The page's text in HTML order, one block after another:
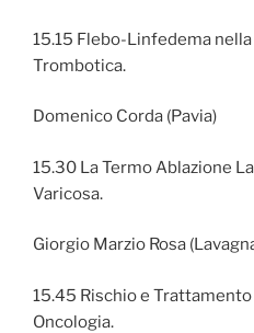
15.15 Flebo-Linfedema
Trombotica.
Domenico Corda (Pavia)
15.30 La Termo Ablazione
Varicosa.
Giorgio Marzio Rosa
15.45 Rischio e
Oncologia.